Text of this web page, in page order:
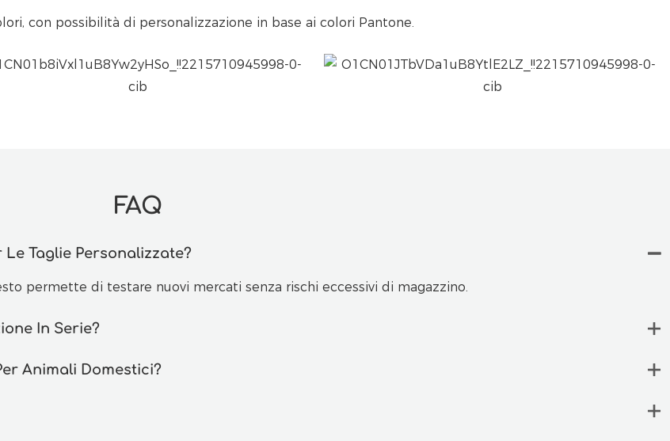
con possibilità di personalizzazione in base ai colori Pantone.
FAQ
Taglie Personalizzate?
permette di testare nuovi mercati senza rischi eccessivi di magazzino.
In Serie?
Animali Domestici?